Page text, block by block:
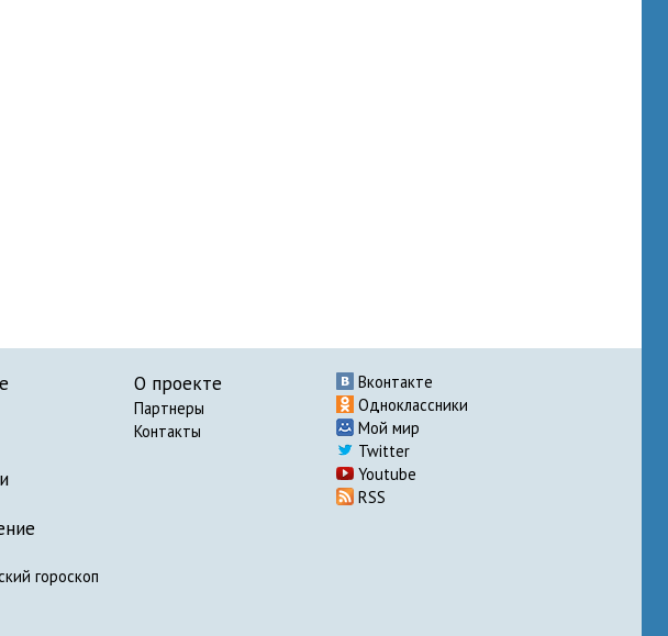
гороскоп
О проекте
Партнеры
Контакты
Вконтакте
Одноклассники
Мой мир
Twitter
Youtube
RSS